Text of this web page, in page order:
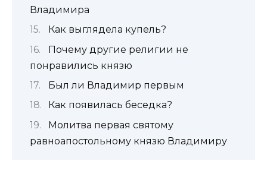
Владимира
Как выглядела купель?
Почему другие религии не
понравились князю
Был ли Владимир первым
Как появилась беседка?
Молитва первая святому
равноапостольному князю Владимиру